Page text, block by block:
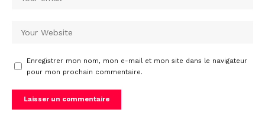
Enregistrer mon nom, mon e-mail et mon site dans le navigateur
pour mon prochain commentaire.